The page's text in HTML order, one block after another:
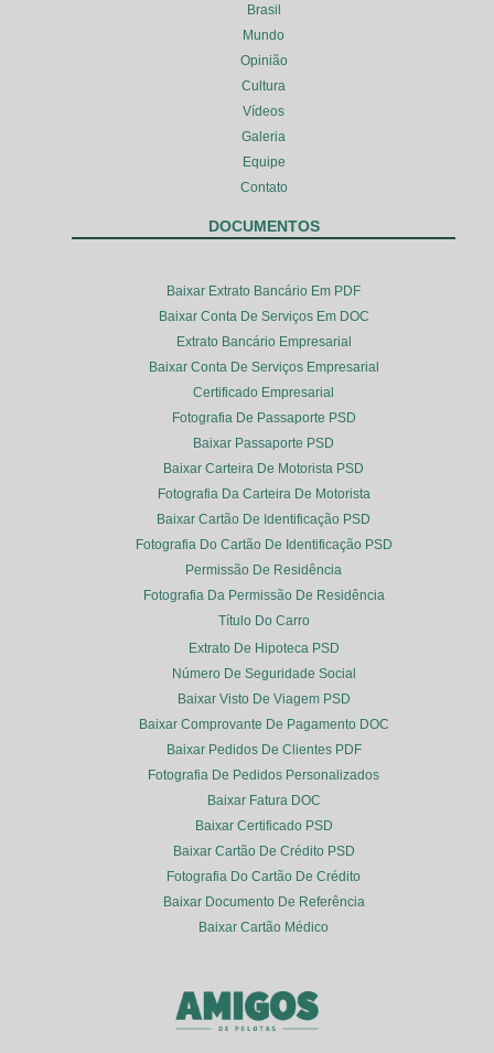
Brasil
Mundo
Opinião
Cultura
Vídeos
Galeria
Equipe
Contato
DOCUMENTOS
Baixar Extrato Bancário Em PDF
Baixar Conta De Serviços Em DOC
Extrato Bancário Empresarial
Baixar Conta De Serviços Empresarial
Certificado Empresarial
Fotografia De Passaporte PSD
Baixar Passaporte PSD
Baixar Carteira De Motorista PSD
Fotografia Da Carteira De Motorista
Baixar Cartão De Identificação PSD
Fotografia Do Cartão De Identificação PSD
Permissão De Residência
Fotografia Da Permissão De Residência
Título Do Carro
Extrato De Hipoteca PSD
Número De Seguridade Social
Baixar Visto De Viagem PSD
Baixar Comprovante De Pagamento DOC
Baixar Pedidos De Clientes PDF
Fotografia De Pedidos Personalizados
Baixar Fatura DOC
Baixar Certificado PSD
Baixar Cartão De Crédito PSD
Fotografia Do Cartão De Crédito
Baixar Documento De Referência
Baixar Cartão Médico